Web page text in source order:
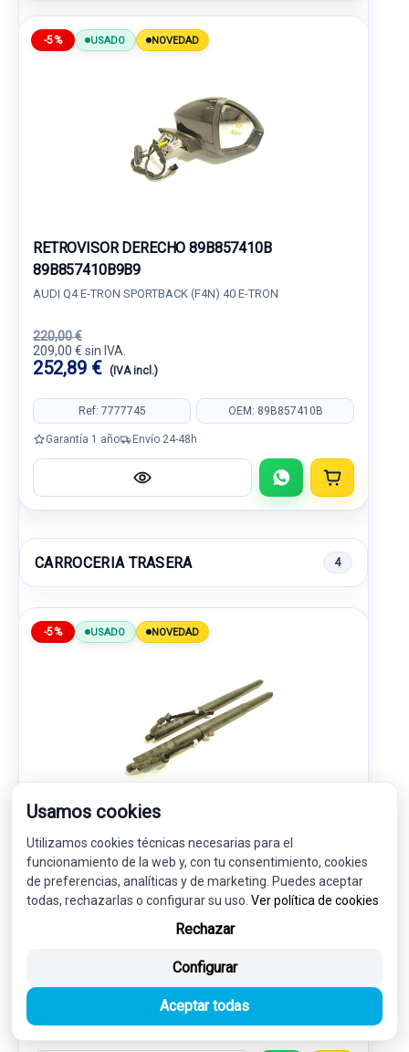
-5% USADO NOVEDAD
RETROVISOR DERECHO 89B857410B
89B857410B9B9
AUDI Q4 E-TRON SPORTBACK (F4N) 40 E-TRON
220,00 €
209,00 € sin IVA.
252,89 € (IVA incl.)
Ref: 7777745 OEM: 89B857410B
Garantía 1 año Envío 24-48h
CARROCERIA TRASERA 4
-5% USADO NOVEDAD
AMORTIGUADORES MALETERO / PORTON
89E827851
AUDI Q4 E-TRON SPORTBACK (F4N) 40 E-TRON
OEM: 89E827851
Usamos cookies
Utilizamos cookies técnicas necesarias para el
funcionamiento de la web y, con tu consentimiento, cookies
de preferencias, analíticas y de marketing. Puedes aceptar
todas, rechazarlas o configurar su uso. Ver política de cookies
Rechazar
Configurar
Aceptar todas